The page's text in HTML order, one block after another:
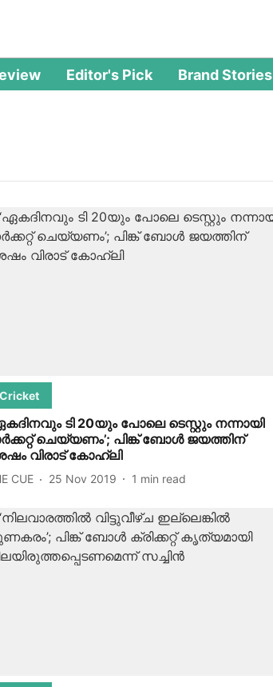
Editor's Pick Brand Stories
Cricket
ടി 20യും പോലെ ടെസ്റ്റും നന്നായി
ചെയ്യണം’; പിങ്ക് ബോൾ ജയത്തിന്
വിരാട് കോഹ്ലി
CUE 25 Nov 2019 1 min read